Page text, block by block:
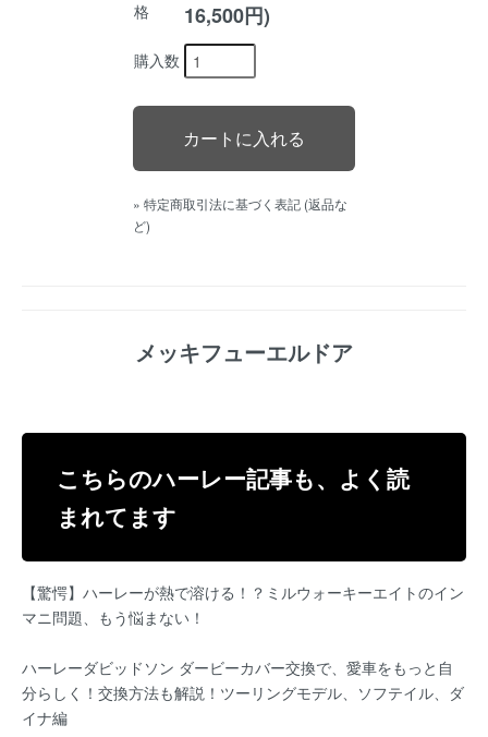
格
16,500円)
購入数
» 特定商取引法に基づく表記 (返品な
ど)
メッキフューエルドア
こちらのハーレー記事も、よく読
まれてます
【驚愕】ハーレーが熱で溶ける！？ミルウォーキーエイトのイン
マニ問題、もう悩まない！
ハーレーダビッドソン ダービーカバー交換で、愛車をもっと自
分らしく！交換方法も解説！ツーリングモデル、ソフテイル、ダ
イナ編